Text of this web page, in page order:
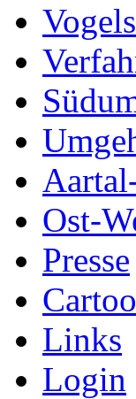
Ost-
Presse
Links
Login